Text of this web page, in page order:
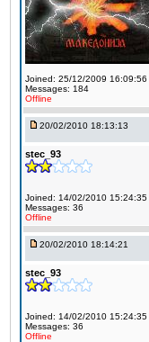
Joined: 25/12/2009 16:09:56
Messages: 184
Offline
20/02/2010 18:13:13
stec_93
Joined: 14/02/2010 15:24:35
Messages: 36
Offline
20/02/2010 18:14:21
stec_93
Joined: 14/02/2010 15:24:35
Messages: 36
Offline